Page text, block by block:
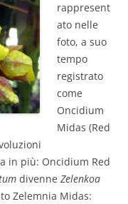
rappresent
ato nelle
foto, a suo
tempo
registrato
come
Oncidium
Midas (Red
in più: Oncidium Red
divenne Zelenkoa
Zelemnia Midas: